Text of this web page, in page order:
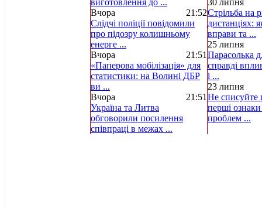
виготовлення до ...
Вчора
21:52
Слідчі поліції повідомили
про підозру колишньому
енерге ...
Вчора
21:51
«Паперова мобілізація» для
статистики: на Волині ДБР
ви ...
Вчора
21:51
Україна та Литва
обговорили посилення
співпраці в межах ...
30 липня
Стрільба на
дистанціях:
вправи та ...
25 липня
Парасолька
справді
і ...
23 липня
Не списуйте
перші
проблем ...